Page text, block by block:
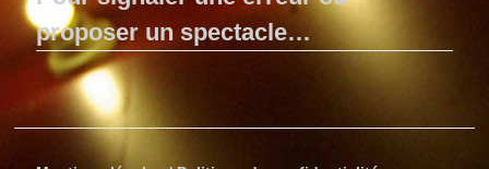
proposer un spectacle…